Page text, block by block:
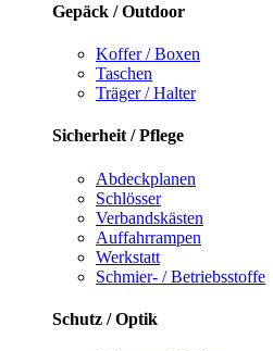
Gepäck / Outdoor
Koffer / Boxen
Taschen
Träger / Halter
Sicherheit / Pflege
Abdeckplanen
Schlösser
Verbandskästen
Auffahrrampen
Werkstatt
Schmier- / Betriebsstoffe
Schutz / Optik